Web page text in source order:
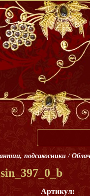
подсакосники /
sin_397_0_b
Артикул: